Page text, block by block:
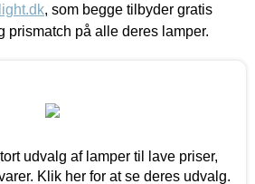
, som begge tilbyder gratis
prismatch på alle deres lamper.
udvalg af lamper til lave priser,
Klik her for at se deres udvalg.